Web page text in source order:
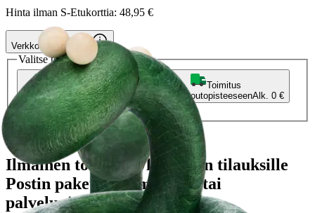
Hinta ilman S-Etukorttia: 48,95 €
Verkkokaupan hinta
Valitse toimitustapa
Nouto myymälästä
Ilmainen
Siirry valitsemaan myymälä
Toimitus
Kotiin tai noutopisteeseenAlk. 0 €
Ilmainen toimitus yli 100 €:n tilauksille
Postin pakettiautomaattiin tai
palvelupisteeseen!